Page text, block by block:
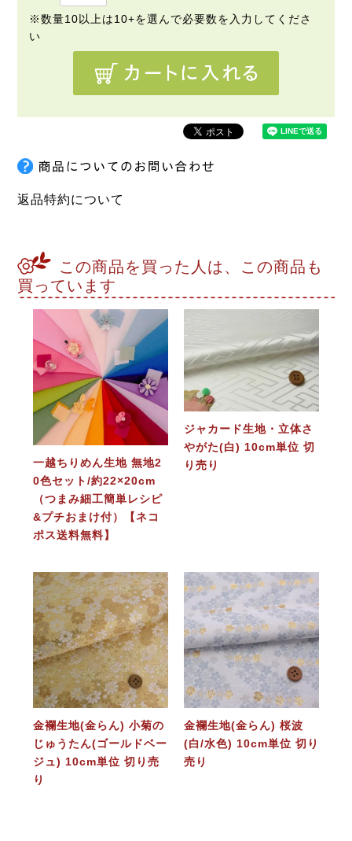
返品特約について
この商品を買った人は、この商品も
買っています
一越ちりめん生地 無地2
0色セット/約22×20cm
（つまみ細工簡単レシピ
&プチおまけ付）【ネコ
ポス送料無料】
ジャカード生地・立体さ
やがた(白) 10cm単位 切
り売り
金襴生地(金らん) 小菊の
じゅうたん(ゴールドベー
ジュ) 10cm単位 切り売
り
金襴生地(金らん) 桜波
(白/水色) 10cm単位 切り
売り